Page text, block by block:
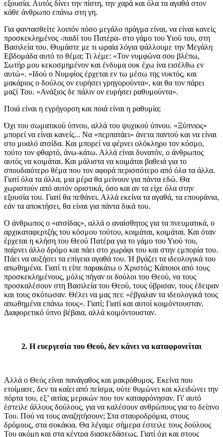
εξουσία. Αυτός δίνει την πίστη, την χαρά και όλα τα αγαθά στον
κάθε άνθρωπο επάνω στη γη.
Για φαντασθείτε λοιπόν πόσο μεγάλο πράγμα είναι, να είναι κανείς
προσκεκλημένος -παιδί του Πατέρα- στο γάμο του Υιού του, στη
Βασιλεία του. Θυμάστε με τι ωραία λόγια ψάλλουμε την Μεγάλη
Εβδομάδα αυτό το θέμα; Τι λέμε: «Τον νυμφώνα σου βλέπω,
Σωτήρ μου κεκοσμημένον και ένδυμα ουκ έχω ίνα εισέλθω εν
αυτώ». «Ιδού ο Νυμφίος έρχεται εν τω μέσω της νυκτός, και
μακάριος ο δούλος ον ευρήσει γρηγορούντα», και θα τον πάρει
μαζί Του. «Ανάξιος δε πάλιν ον ευρήσει ραθυμούντα».
Ποιά είναι η εγρήγορση και ποιά είναι η ραθυμία;
Όχι του σωματικού ύπνου, αλλά του ψυχικού ύπνου. «Ξύπνιος»
μπορεί να είναι κανείς... Να «περπατάει» άνετα παντού και να είναι
στο μυαλό ατσίδα. Και μπορεί να φέρνει ολόκληρο τον κόσμο,
τούτο τον φθαρτό, άνω-κάτω. Αλλά είναι δυνατόν, ο άνθρωπος
αυτός να κοιμάται. Και μάλιστα να κοιμάται βαθειά για το
σπουδαιότερο θέμα που τον αφορά περισσότερο από όλα τα άλλα.
Γιατί όλα τα άλλα, μια μέρα θα μείνουν για πάντα εδώ. Θα
χωριστούν από αυτόν οριστικά, όσο και αν τα είχε όλα στην
εξουσία του. Γιατί θα πεθάνει. Αλλά εκείνα τα αγαθά, τα επουράνια,
εάν τα αποκτήσει, θα είναι για πάντα δικά του.
Ο άνθρωπος ο «ατσίδας», αλλά ο αναίσθητος για τα πνευματικά, ο
αρχικαταφερτζής του κόσμου τούτου, κοιμάται, κοιμάται. Και όταν
έρχεται η κλήση του Θεού Πατέρα για το γάμο του Υιού του,
παίρνει άλλο δρόμο και πάει στο χωράφι του και στην εμπορία του.
Πάει να αυξήσει τα επίγεια αγαθά του. Ή βγάζει τα ιδεολογικά του
απωθημένα. Γιατί τι είπε παρακάτω ο Χριστός; Κάποιοι από τους
προσκεκλημένους, μόλις πήγαν οι δούλοι του Θεού, να τους
προσκαλέσουν στη Βασιλεία του Θεού, τους ύβρισαν, τους έδειραν
και τους σκότωσαν. Θέλει να μας πει: «έβγαλαν τα ιδεολογικά τους
απωθημένα επάνω τους». Γιατί; Γιατί και αυτοί κοιμόντουσταν.
Διαφορετικό ύπνο βέβαια, αλλά κοιμόντουσταν.
2. Η ευεργεσία του Θεού, δεν κάνει να καταφρονείται
Αλλά ο Θεός είναι πανάγαθος και μακρόθυμος. Εκείνα που
ετοίμασε, δεν τα καίει από πείσμα, ούτε θυμώνει και κλειδώνει την
πόρτα του, εξ’ αιτίας μερικών που τον καταφρόνησαν. Γι' αυτό
έστειλε άλλους δούλους, για να καλέσουν ανθρώπους για το δείπνο
Του. Πού να τους αναζητήσουν; Στα σταυροδρόμια, στους
δρόμους, στα σοκάκια. Θα λέγαμε σήμερα έστειλε τους δούλους
Του ακόμη και στα κέντρα διασκεδάσεως. Γιατί όχι και στους